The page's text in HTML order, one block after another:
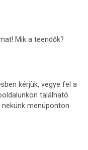
Mik a teendők?
kérjük, vegye fel a
található
menüponton